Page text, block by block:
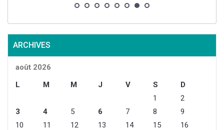
ARCHIVES
août 2026
L
M M J V S
D
1
2
3
4 5 6 7 8
9
10
11 12 13 14 15
16